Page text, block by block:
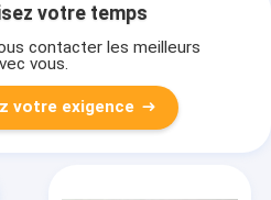
votre temps
contacter les meilleurs
vous.
votre exigence